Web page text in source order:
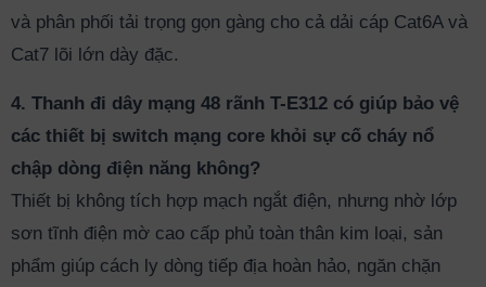
và phân phối tải trọng gọn gàng cho cả dải cáp Cat6A và
Cat7 lõi lớn dày đặc.
4. Thanh đi dây mạng 48 rãnh T-E312 có giúp bảo vệ
các thiết bị switch mạng core khỏi sự cố cháy nổ
chập dòng điện năng không?
Thiết bị không tích hợp mạch ngắt điện, nhưng nhờ lớp
sơn tĩnh điện mờ cao cấp phủ toàn thân kim loại, sản
phẩm giúp cách ly dòng tiếp địa hoàn hảo, ngăn chặn